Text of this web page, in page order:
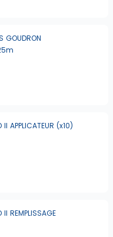
GOUDRON
II APPLICATEUR (x10)
II REMPLISSAGE